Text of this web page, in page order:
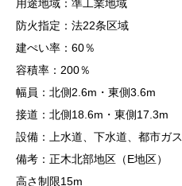
用途地域：準工業地域
防火指定：法22条区域
建ぺい率：60％
容積率：200％
幅員：北側2.6m・東側3.6m
接道：北側18.6m・東側17.3m
設備：上水道、下水道、都市ガス
備考：正木北部地区（E地区）
高さ制限15m